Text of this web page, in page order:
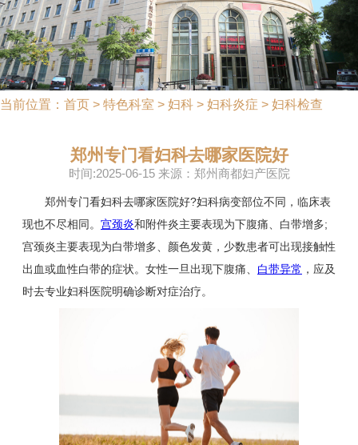
当前位置： 首页 > 特色科室 > 妇科 > 妇科炎症 > 妇科检查
郑州专门看妇科去哪家医院好
时间:2025-06-15 来源：郑州商都妇产医院
郑州专门看妇科去哪家医院好?妇科病变部位不同，临床表
现也不尽相同。 宫颈炎和附件炎主要表现为下腹痛、白带增多;
宫颈炎主要表现为白带增多、颜色发黄，少数患者可出现接触性
出血或血性白带的症状。女性一旦出现下腹痛、 白带异常 ，应及
时去专业妇科医院明确诊断对症治疗。